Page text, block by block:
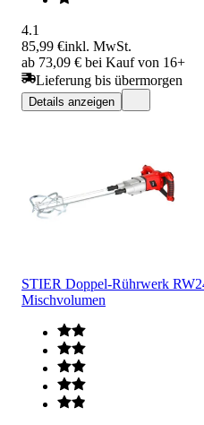
4.1
85,99 €inkl. MwSt.
ab 73,09 € bei Kauf von 16+
Lieferung bis übermorgen
Details anzeigen
STIER Doppel-Rührwerk
Mischvolumen